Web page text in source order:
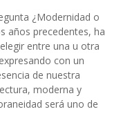
¿Modernidad o
años precedentes, ha
entre una u otra
con un
de nuestra
moderna y
será uno de